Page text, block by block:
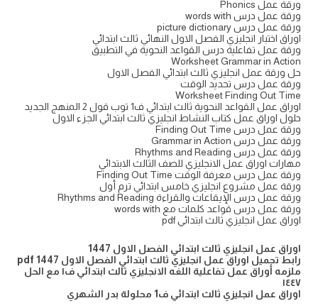
ورقة عمل Phonics
ورقة عمل درس words with
ورقة عمل درس picture dictionary
اوراق اختبار انجليزي الفصل الاول النهائي ثالث ابتدائي
ورقة عمل تفاعلية درس القواعد النحوية في التطبيق
Worksheet Grammar in Action
حل ورقة عمل انجليزي ثالث ابتدائي الفصل الاول
ورقة عمل درس تحديد الوقت
Worksheet Finding Out Time
اوراق عمل القواعد النحوية ثالث ابتدائي ف1 توب قول 2 المنهج الجديد
حلول اوراق عمل كتاب النشاط انجليزي ثالث ابتدائي الجزء الاول
ورقة عمل درس Finding Out Time
ورقة عمل درس Grammar in Action
ورقة عمل درس Rhythms and Reading
مهارات اوراق عمل الانجليزي للصف الثالث الابتدائي
ورقة عمل درس معرفة الوقت Finding Out Time
ورقة عمل مشروع انجليزي خامس ابتدائي ترم أول
ورقة عمل درس الإيقاعات والقراءة Rhythms and Reading
ورقة عمل درس قواعد كلمات مع words with
اوراق عمل انجليزي ثالث ابتدائي pdf
اوراق عمل انجليزي ثالث ابتدائي الفصل الاول 1447
رابط تحميل اوراق عمل انجليزي ثالث ابتدائي الفصل الاول 1447 pdf
ملزمه أوراق عمل تفاعلية اللغه الانجليزي ثالث ابتدائي ف١ مع الحل
١٤٤٧
اوراق عمل انجليزي ثالث ابتدائي ف1 محلولة بدر الشهري